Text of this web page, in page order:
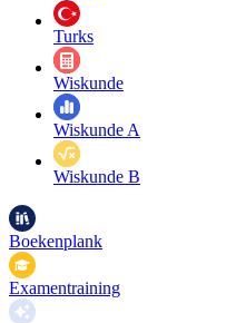
Turks
Wiskunde
Wiskunde A
Wiskunde B
Boekenplank
Examentraining